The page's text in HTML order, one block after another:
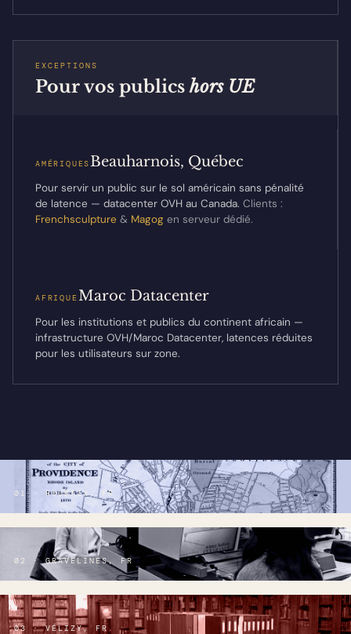
EXCEPTIONS
Pour vos publicshors UE
AMÉRIQUESBeauharnois, Québec
Pour servir un public sur le sol américain sans pénalité
de latence — datacenter OVH au Canada. Clients :
Frenchsculpture & Magog en serveur dédié.
AFRIQUEMaroc Datacenter
Pour les institutions et publics du continent africain —
infrastructure OVH/Maroc Datacenter, latences réduites
pour les utilisateurs sur zone.
01 · ROUBAIX, FR
02 · GRAVELINES, FR
03 · VÉLIZY, FR